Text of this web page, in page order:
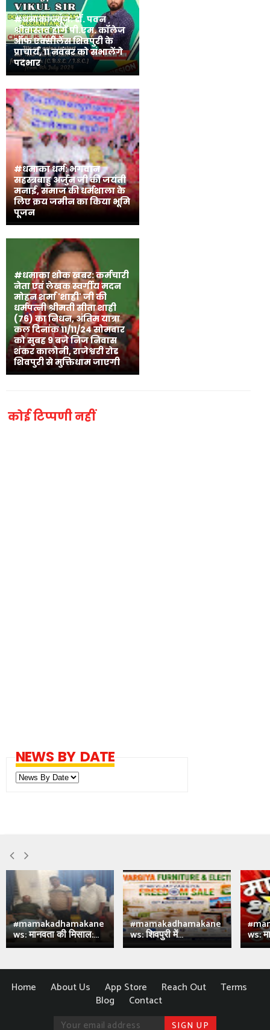
#धमाका न्यूज: डॉ. पवन
श्रीवास्तव होंगें पी.एम. कॉलेज
ऑफ एक्सीलेंस शिवपुरी के
प्राचार्य, 11 नवंबर को संभालेंगे
पदभार
#धमाका धर्म: भगवान
सहस्त्रबाहु अर्जुन जी की जयंती
मनाई, समाज की धर्मशाला के
लिए क्रय जमीन का किया भूमि
पूजन
#धमाका शोक खबर: कर्मचारी
नेता एवं लेखक स्वर्गीय मदन
मोहन शर्मा 'शाही' जी की
धर्मपत्नी श्रीमती सीता शाही
(76) का निधन, अंतिम यात्रा
कल दिनांक 11/11/24 सोमवार
को सुबह 9 बजे निज निवास
शंकर कालोनी, राजेश्वरी रोड
शिवपुरी से मुक्तिधाम जाएगी
कोई टिप्पणी नहीं
NEWS BY DATE
#mamakadhamakane
ws: मानवता की मिसाल:...
#mamakadhamakane
ws: शिवपुरी में... ws:
Home About Us App Store Reach Out
Terms
Blog
Contact